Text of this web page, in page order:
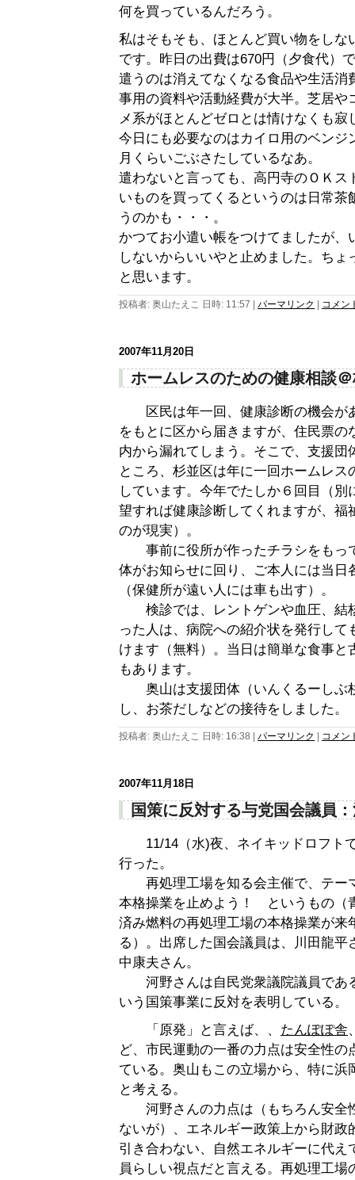
何を買っているんだろう。
私はそもそも、ほとんど買い物をしな
です。昨日の出費は670円（夕食代）
遣うのは消えてなくなる食品や生活消
事用の資料や活動経費が大半。芝居や
メ系がほとんどゼロとは情けなくも寂
今日にも必要なのはカイロ用のベンジ
月くらいごぶさたしているなあ。
遣わないと言っても、高円寺のＯＫス
いものを買ってくるというのは日常茶
うのかも・・・。
かつてお小遣い帳をつけてましたが、
しないからいいやと止めました。ちょ
と思います。
投稿者: 奥山たえこ 日時: 11:57 パーマリンク コメン
2007年11月20日
ホームレスのための健康相談
区民は年一回、健康診断の機会が
をもとに区から届きますが、住民票の
内から漏れてしまう。そこで、支援団
ところ、杉並区は年に一回ホームレス
しています。今年でたしか６回目（別
望すれば健康診断してくれますが、福
のが現実）。
事前に役所が作ったチラシをもっ
体がお知らせに回り、ご本人には当日
（保健所が遠い人には車も出す）。
検診では、レントゲンや血圧、結
った人は、病院への紹介状を発行して
けます（無料）。当日は簡単な食事と
もあります。
奥山は支援団体（いんくるーしぶ
し、お茶だしなどの接待をしました。
投稿者: 奥山たえこ 日時: 16:38 パーマリンク コメン
2007年11月18日
国策に反対する与党国会議員
11/14（水)夜、ネイキッドロフト
行った。
再処理工場を知る会主催で、テー
本格操業を止めよう！ というもの（
済み燃料の再処理工場の本格操業が来
る）。出席した国会議員は、川田龍平
中康夫さん。
河野さんは自民党衆議院議員であ
いう国策事業に反対を表明している。
「原発」と言えば、、 たんぽぽ舎
ど、市民運動の一番の力点は安全性の
ている。奥山もこの立場から、特に浜
と考える。
河野さんの力点は（もちろん安全
ないが）、エネルギー政策上から財政
引き合わない、自然エネルギーに代え
員らしい視点だと言える。再処理工場